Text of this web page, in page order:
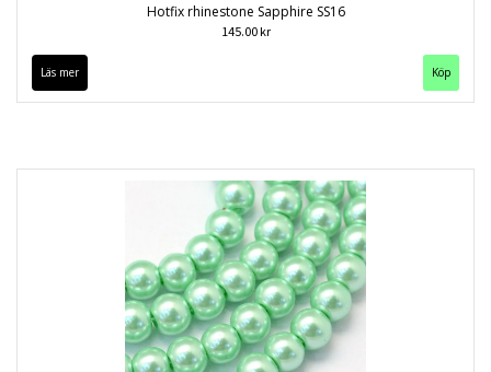
Hotfix rhinestone Sapphire SS16
145.00 kr
Läs mer Köp